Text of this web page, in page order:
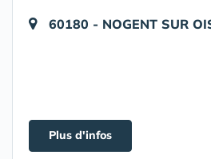
60180 - NOGENT SUR
Plus d'infos